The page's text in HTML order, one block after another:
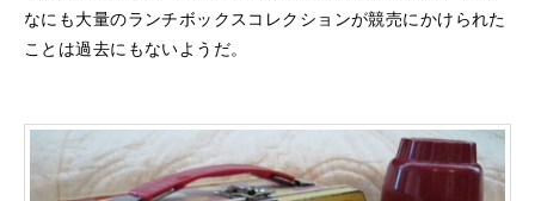
なにも大量のランチボックスコレクションが競売にかけられた
ことは過去にもないようだ。